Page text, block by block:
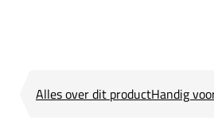
Alles over dit productHandig